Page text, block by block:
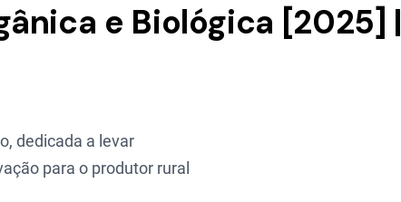
e Biológica [2025] |
dedicada a levar
para o produtor rural